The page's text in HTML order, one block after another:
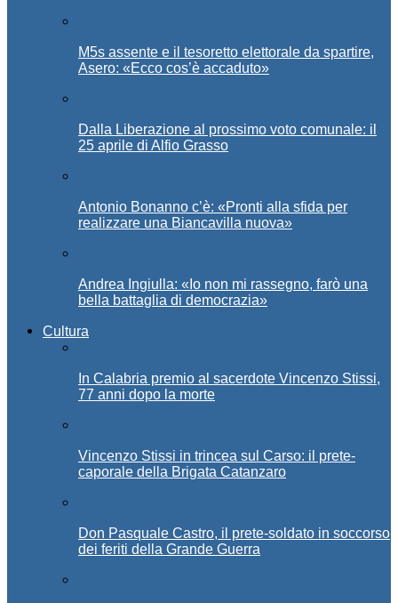
M5s assente e il tesoretto elettorale da spartire,
Asero: «Ecco cos’è accaduto»
Dalla Liberazione al prossimo voto comunale: il
25 aprile di Alfio Grasso
Antonio Bonanno c’è: «Pronti alla sfida per
realizzare una Biancavilla nuova»
Andrea Ingiulla: «Io non mi rassegno, farò una
bella battaglia di democrazia»
Cultura
In Calabria premio al sacerdote Vincenzo Stissi,
77 anni dopo la morte
Vincenzo Stissi in trincea sul Carso: il prete-
caporale della Brigata Catanzaro
Don Pasquale Castro, il prete-soldato in soccorso
dei feriti della Grande Guerra